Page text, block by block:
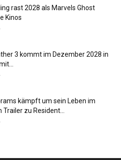
rast 2028 als Marvels Ghost
Kinos
3 kommt im Dezember 2028 in
kämpft um sein Leben im
zu Resident...